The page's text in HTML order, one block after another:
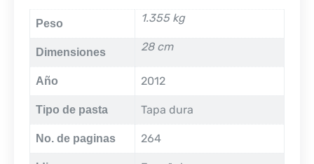
Peso 1.355 kg
Dimensiones 28 cm
Año 2012
Tipo de pasta Tapa dura
No. de paginas 264